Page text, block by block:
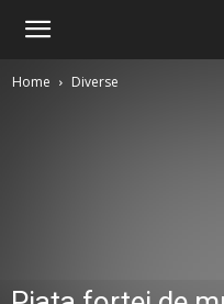
Home Diverse